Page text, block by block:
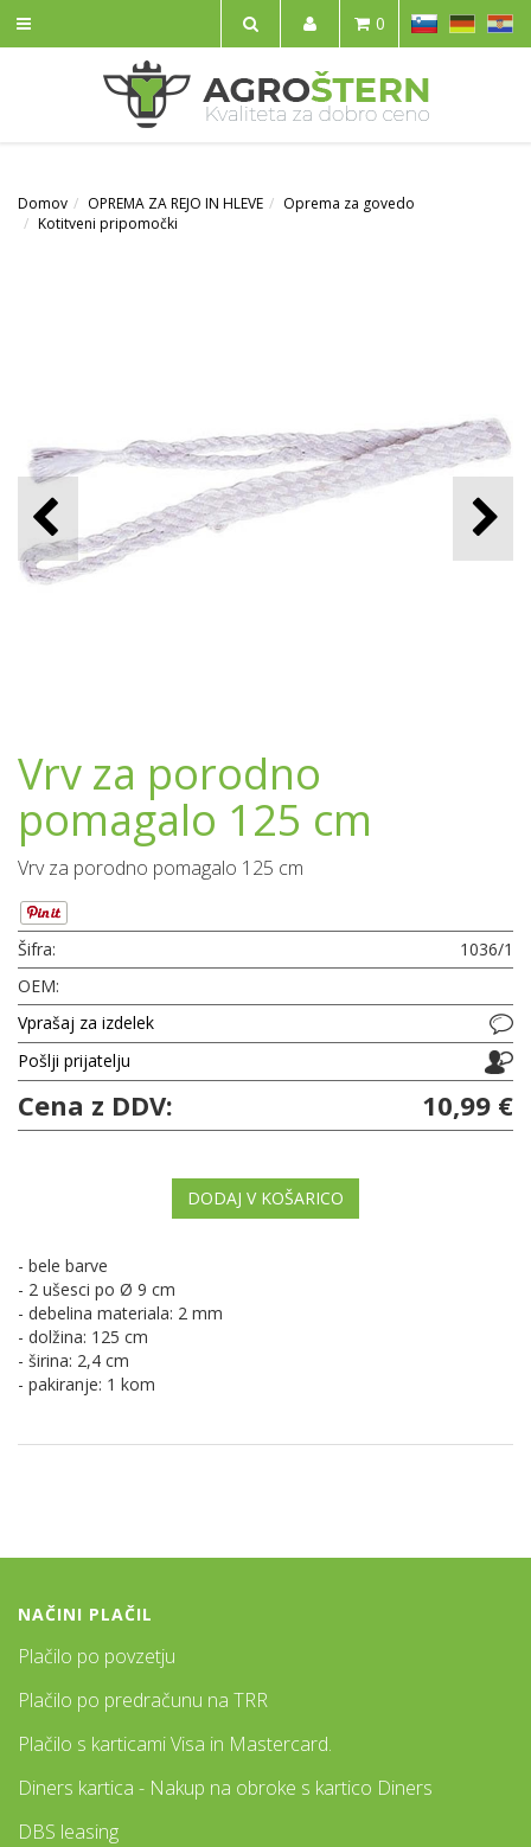
IŠČI
SL HR
0
Domov OPREMA ZA REJO IN HLEVE
Oprema za govedo
Kotitveni pripomočki
Vrv za porodno
pomagalo 125 cm
Vrv za porodno pomagalo 125 cm
Šifra:
1036/1
OEM:
Vprašaj za izdelek
Pošlji prijatelju
Cena z DDV: 10,99 €
DODAJ V KOŠARICO
- bele barve
- 2 ušesci po Ø 9 cm
- debelina materiala: 2 mm
- dolžina: 125 cm
- širina: 2,4 cm
- pakiranje: 1 kom
NAČINI PLAČIL
Plačilo po povzetju
Plačilo po predračunu na TRR
Plačilo s karticami Visa in Mastercard.
Diners kartica - Nakup na obroke s kartico Diners
DBS leasing